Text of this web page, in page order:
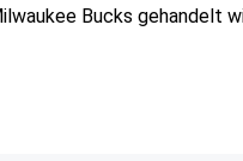
Bucks gehandelt